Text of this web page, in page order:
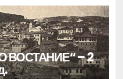
ВОСТАНИЕ“ – 2